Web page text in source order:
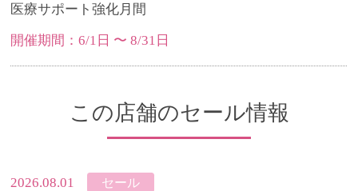
医療サポート強化月間
開催期間：6/1日 〜 8/31日
この店舗のセール情報
2026.08.01 セール